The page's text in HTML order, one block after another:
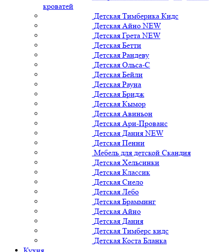
кроватей
Детская Тимберика Кидс
Детская Айно NEW
Детская Грета NEW
Детская Бетти
Детская Рандеву
Детская Ольса-С
Детская Бейли
Детская Рауна
Детская Бридж
Детская Кымор
Детская Авиньон
Детская Ари-Прованс
Детская Дания NEW
Детская Пенни
Мебель для детской Скандия
Детская Хельсинки
Детская Классик
Детская Сиело
Детская Лебо
Детская Брамминг
Детская Айно
Детская Дания
Детская Тимберс кидс
Детская Коста Бланка
Кухня